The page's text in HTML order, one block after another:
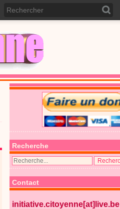
Recherche
Contact
initiative.citoyenne[at]live.be